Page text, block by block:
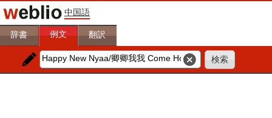
中国語
辞書 例文 翻訳